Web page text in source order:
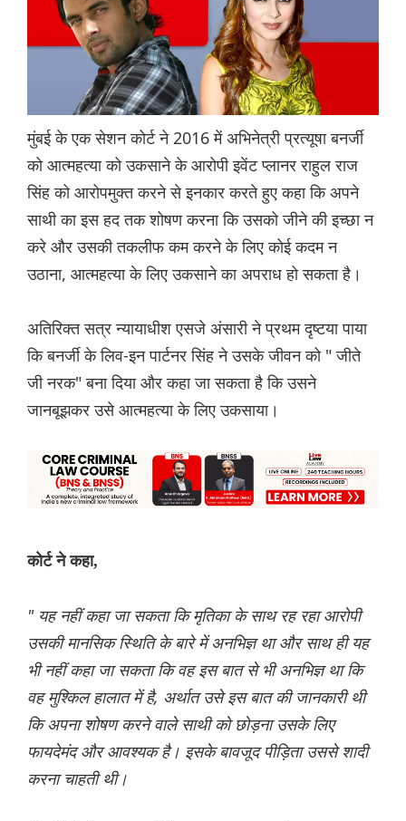
मुंबई के एक सेशन कोर्ट ने 2016 में अभिनेत्री प्रत्यूषा बनर्जी
को आत्महत्या को उकसाने के आरोपी इवेंट प्लानर राहुल राज
सिंह को आरोपमुक्त करने से इनकार करते हुए कहा कि अपने
साथी का इस हद तक शोषण करना कि उसको जीने की इच्छा न
करे और उसकी तकलीफ कम करने के लिए कोई कदम न
उठाना, आत्महत्या के लिए उकसाने का अपराध हो सकता है।
अतिरिक्त सत्र न्यायाधीश एसजे अंसारी ने प्रथम दृष्टया पाया
कि बनर्जी के लिव-इन पार्टनर सिंह ने उसके जीवन को " जीते
जी नरक" बना दिया और कहा जा सकता है कि उसने
जानबूझकर उसे आत्महत्या के लिए उकसाया।
कोर्ट ने कहा,
" यह नहीं कहा जा सकता कि मृतिका के साथ रह रहा आरोपी
उसकी मानसिक स्थिति के बारे में अनभिज्ञ था और साथ ही यह
भी नहीं कहा जा सकता कि वह इस बात से भी अनभिज्ञ था कि
वह मुश्किल हालात में है, अर्थात उसे इस बात की जानकारी थी
कि अपना शोषण करने वाले साथी को छोड़ना उसके लिए
फायदेमंद और आवश्यक है। इसके बावजूद पीड़िता उससे शादी
करना चाहती थी।